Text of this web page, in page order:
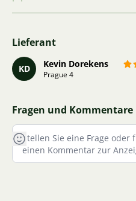
Lieferant
KD Kevin Dorekens
Prague 4
Fragen und Kommentare